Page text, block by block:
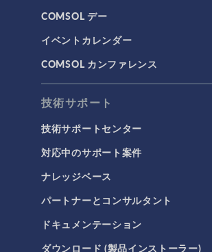
COMSOL デー
イベントカレンダー
COMSOL カンファレンス
技術サポート
技術サポートセンター
対応中のサポート案件
ナレッジベース
パートナーとコンサルタント
ドキュメンテーション
ダウンロード (製品インストーラー)